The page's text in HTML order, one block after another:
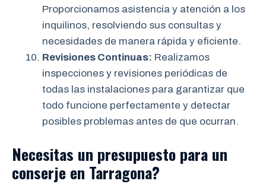
Proporcionamos asistencia y atención a los
inquilinos, resolviendo sus consultas y
necesidades de manera rápida y eficiente.
Revisiones Continuas: Realizamos
inspecciones y revisiones periódicas de
todas las instalaciones para garantizar que
todo funcione perfectamente y detectar
posibles problemas antes de que ocurran.
Necesitas un presupuesto para un
conserje en Tarragona?